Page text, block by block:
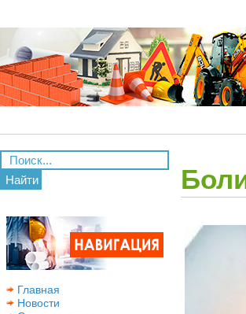
Найти
Главная
Новости